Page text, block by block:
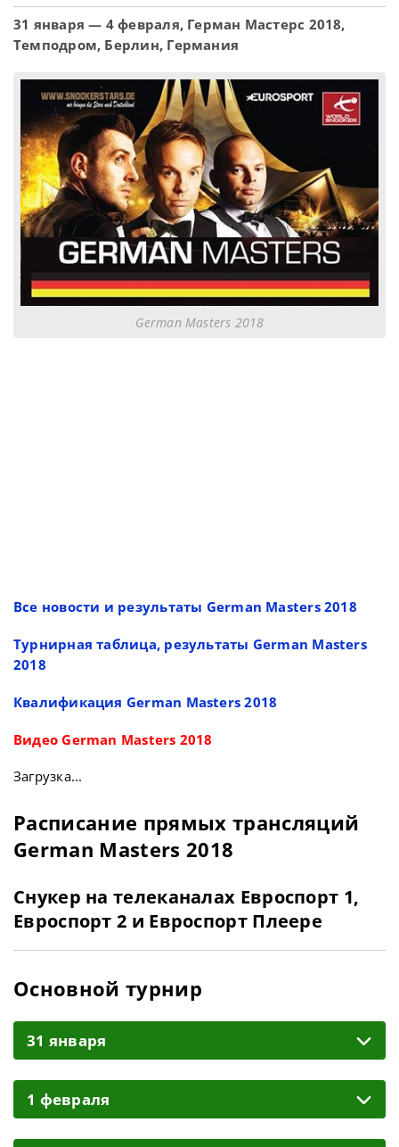
31 января — 4 февраля, Герман Мастерс 2018,
Темподром, Берлин, Германия
German Masters 2018
Все новости и результаты German Masters 2018
Турнирная таблица, результаты German Masters
2018
Квалификация German Masters 2018
Видео German Masters 2018
Загрузка...
Расписание прямых трансляций
German Masters 2018
Снукер на телеканалах Евроспорт 1,
Евроспорт 2 и Евроспорт Плеере
Основной турнир
31 января
1 февраля